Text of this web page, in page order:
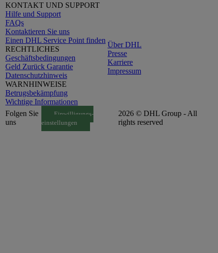
KONTAKT UND SUPPORT
Hilfe und Support
FAQs
Kontaktieren Sie uns
Einen DHL Service Point finden
RECHTLICHES
Geschäftsbedingungen
Geld Zurück Garantie
Datenschutzhinweis
WARNHINWEISE
Betrugsbekämpfung
Wichtige Informationen
Über DHL
Presse
Karriere
Impressum
Folgen Sie
uns
Einwilligungs-
einstellungen
2026 © DHL Group - All
rights reserved